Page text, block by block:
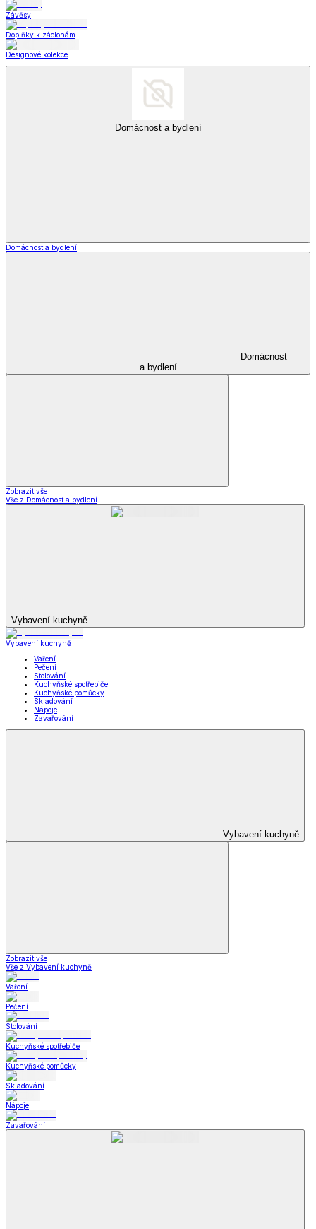
Závěsy
Doplňky k záclonám
Designové kolekce
Domácnost a bydlení
Domácnost a bydlení
Domácnost
a bydlení
Zobrazit vše
Vše z Domácnost a bydlení
Vybavení kuchyně
Vybavení kuchyně
Vaření
Pečení
Stolování
Kuchyňské spotřebiče
Kuchyňské pomůcky
Skladování
Nápoje
Zavařování
Vybavení kuchyně
Zobrazit vše
Vše z Vybavení kuchyně
Vaření
Pečení
Stolování
Kuchyňské spotřebiče
Kuchyňské pomůcky
Skladování
Nápoje
Zavařování